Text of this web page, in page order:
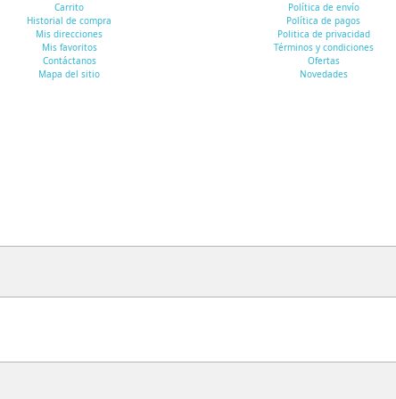
Carrito
Historial de compra
Mis direcciones
Mis favoritos
Contáctanos
Mapa del sitio
Política de envío
Política de pagos
Politica de privacidad
Términos y condiciones
Ofertas
Novedades